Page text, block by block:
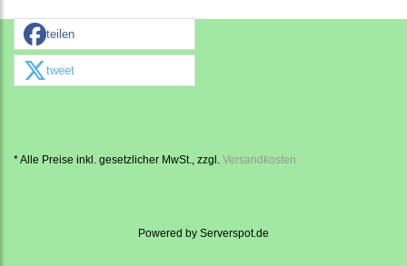
teilen
tweet
* Alle Preise inkl. gesetzlicher MwSt., zzgl. Versandkosten
Powered by Serverspot.de